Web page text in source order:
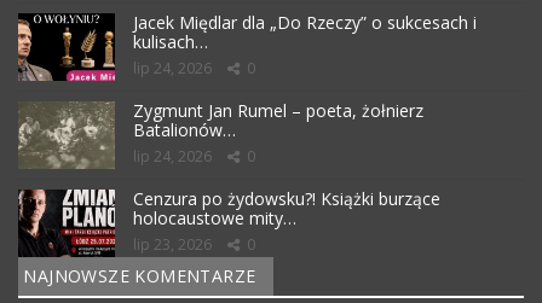
Jacek Międlar dla „Do Rzeczy” o sukcesach i
kulisach…
lip 24, 2026 0
Zygmunt Jan Rumel – poeta, żołnierz
Batalionów…
lip 24, 2026 0
Cenzura po żydowsku?! Książki burzące
holocaustowe mity…
lip 23, 2026 0
NAJNOWSZE KOMENTARZE